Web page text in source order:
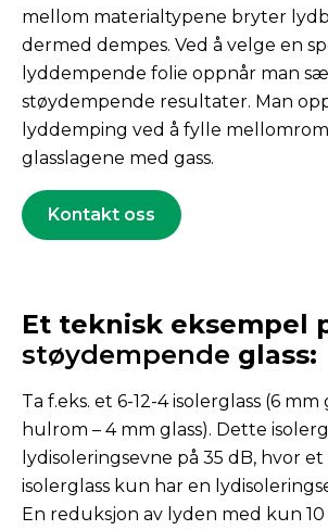
mellom materialtypene bryter
dermed dempes. Ved å velge en
lyddempende folie oppnår man
støydempende resultater. Man
lyddemping ved å fylle
glasslagene med gass.
Kontakt oss
Et teknisk eksempel
støydempende glass:
Ta f.eks. et 6-12-4 isolerglass (6 mm
hulrom – 4 mm glass). Dette
lydisoleringsevne på 35 dB, hvor et
isolerglass kun har en
En reduksjon av lyden med kun 10